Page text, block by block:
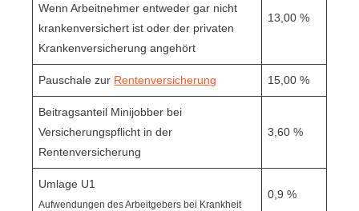
Wenn Arbeitnehmer entweder gar nicht
krankenversichert ist oder der privaten
Krankenversicherung angehört
13,00 %
Pauschale zur Rentenversicherung 15,00 %
Beitragsanteil Minijobber bei
Versicherungspflicht in der
Rentenversicherung
3,60 %
Umlage U1
Aufwendungen des Arbeitgebers bei Krankheit
0,9 %